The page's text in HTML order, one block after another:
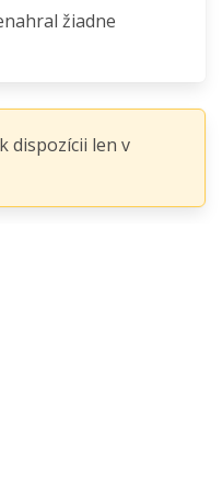
žiadne
dispozícii len v